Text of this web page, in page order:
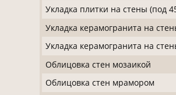
Укладка плитки на стены (под
Укладка керамогранита на
Укладка керамогранита на
Облицовка стен мозаикой
Облицовка стен мрамором